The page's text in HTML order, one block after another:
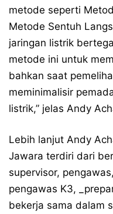
metode seperti
Metode Sentuh
jaringan listrik
metode ini untuk
bahkan saat
meminimalisir
listrik,” jelas Andy
Lebih lanjut Andy
Jawara terdiri dari
supervisor,
pengawas K3,
bekerja sama dalam